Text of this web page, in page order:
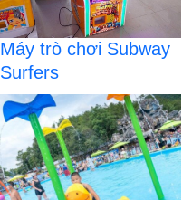
Máy trò chơi Subway
Surfers